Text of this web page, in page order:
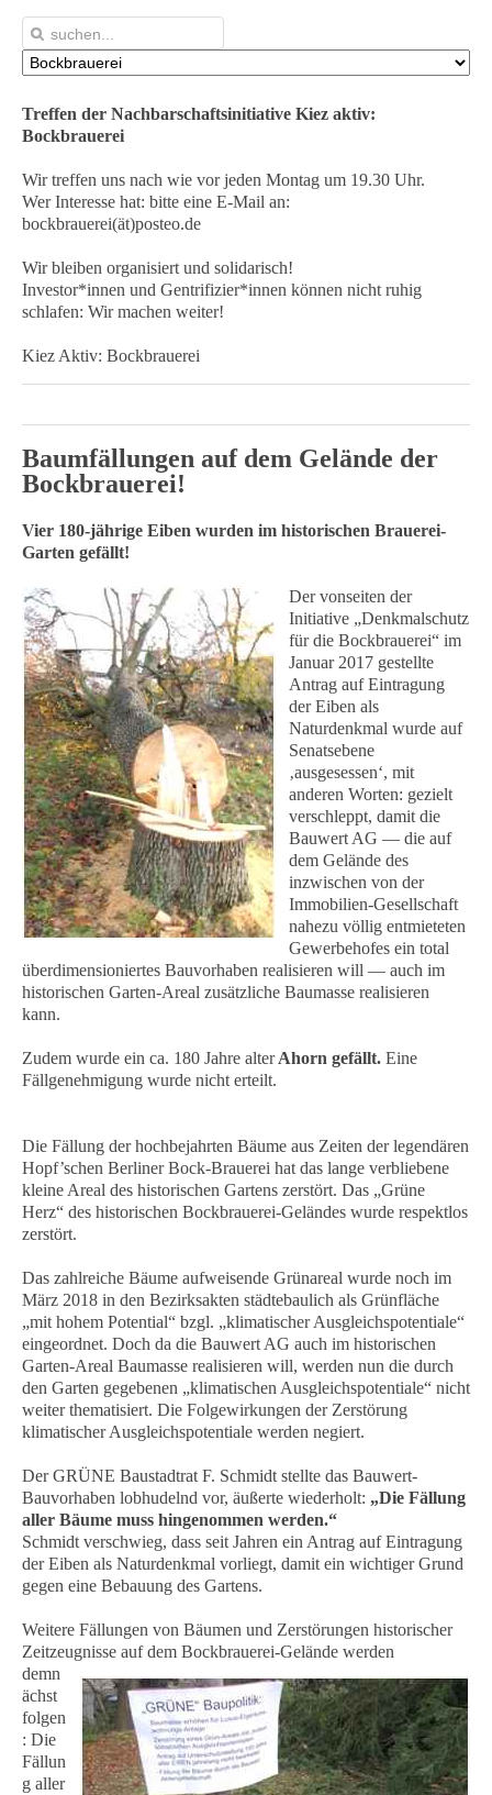
Treffen der Nachbarschaftsinitiative Kiez aktiv:
Bockbrauerei
Wir treffen uns nach wie vor jeden Montag um 19.30 Uhr.
Wer Interesse hat: bitte eine E-Mail an:
bockbrauerei(ät)posteo.de
Wir bleiben organisiert und solidarisch!
Investor*innen und Gentrifizier*innen können nicht ruhig
schlafen: Wir machen weiter!
Kiez Aktiv: Bockbrauerei
Baumfällungen auf dem Gelände der
Bockbrauerei!
Vier 180-jährige Eiben wurden im historischen Brauerei-
Garten gefällt!
Der vonseiten der
Initiative „Denkmalschutz
für die Bockbrauerei“ im
Januar 2017 gestellte
Antrag auf Eintragung
der Eiben als
Naturdenkmal wurde auf
Senatsebene
‚ausgesessen‘, mit
anderen Worten: gezielt
verschleppt, damit die
Bauwert AG — die auf
dem Gelände des
inzwischen von der
Immobilien-Gesellschaft
nahezu völlig entmieteten
Gewerbehofes ein total
überdimensioniertes Bauvorhaben realisieren will — auch im
historischen Garten-Areal zusätzliche Baumasse realisieren
kann.
Zudem wurde ein ca. 180 Jahre alterAhorn gefällt. Eine
Fällgenehmigung wurde nicht erteilt.
Die Fällung der hochbejahrten Bäume aus Zeiten der legendären
Hopf’schen Berliner Bock-Brauerei hat das lange verbliebene
kleine Areal des historischen Gartens zerstört. Das „Grüne
Herz“ des historischen Bockbrauerei-Geländes wurde respektlos
zerstört.
Das zahlreiche Bäume aufweisende Grünareal wurde noch im
März 2018 in den Bezirksakten städtebaulich als Grünfläche
„mit hohem Potential“ bzgl. „klimatischer Ausgleichspotentiale“
eingeordnet. Doch da die Bauwert AG auch im historischen
Garten-Areal Baumasse realisieren will, werden nun die durch
den Garten gegebenen „klimatischen Ausgleichspotentiale“ nicht
weiter thematisiert. Die Folgewirkungen der Zerstörung
klimatischer Ausgleichspotentiale werden negiert.
Der GRÜNE Baustadtrat F. Schmidt stellte das Bauwert-
Bauvorhaben lobhudelnd vor, äußerte wiederholt: „Die Fällung
aller Bäume muss hingenommen werden.“
Schmidt verschwieg, dass seit Jahren ein Antrag auf Eintragung
der Eiben als Naturdenkmal vorliegt, damit ein wichtiger Grund
gegen eine Bebauung des Gartens.
Weitere Fällungen von Bäumen und Zerstörungen historischer
Zeitzeugnisse auf dem Bockbrauerei-Gelände werden
demn
ächst
folgen
: Die
Fällun
g aller